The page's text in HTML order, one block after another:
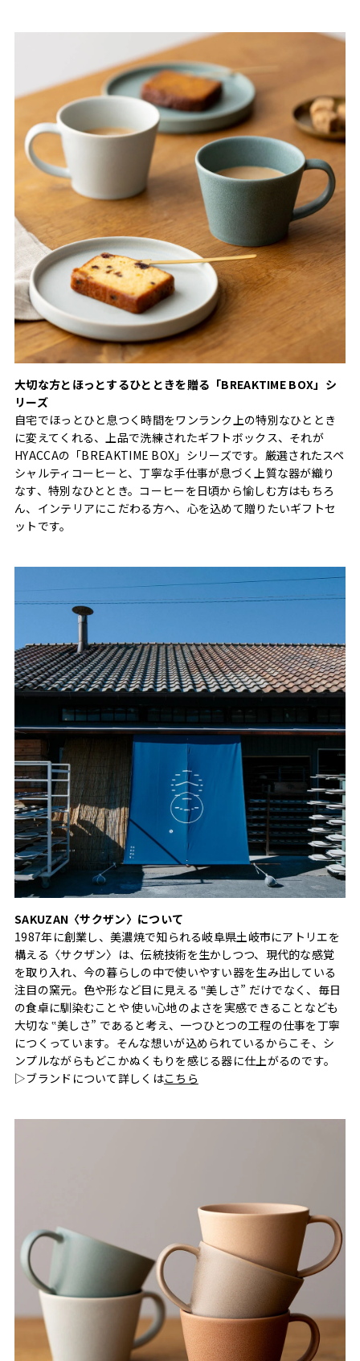
大切な方とほっとするひとときを贈る「BREAKTIME BOX」シ
リーズ
自宅でほっとひと息つく時間をワンランク上の特別なひととき
に変えてくれる、上品で洗練されたギフトボックス、それが
HYACCAの「BREAKTIME BOX」シリーズです。厳選されたスペ
シャルティコーヒーと、丁寧な手仕事が息づく上質な器が織り
なす、特別なひととき。コーヒーを日頃から愉しむ方はもちろ
ん、インテリアにこだわる方へ、心を込めて贈りたいギフトセ
ットです。
SAKUZAN〈サクザン〉について
1987年に創業し、美濃焼で知られる岐阜県土岐市にアトリエを
構える〈サクザン〉は、伝統技術を生かしつつ、現代的な感覚
を取り入れ、今の暮らしの中で使いやすい器を生み出している
注目の窯元。色や形など目に見える ‟美しさ” だけでなく、毎日
の食卓に馴染むことや 使い心地のよさを実感できることなども
大切な ‟美しさ” であると考え、一つひとつの工程の仕事を丁寧
につくっています。そんな想いが込められているからこそ、シ
ンプルながらもどこかぬくもりを感じる器に仕上がるのです。
▷ブランドについて詳しくはこちら